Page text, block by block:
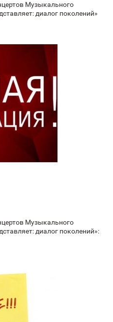
Музыкального
диалог поколений»
Музыкального
диалог поколений»: